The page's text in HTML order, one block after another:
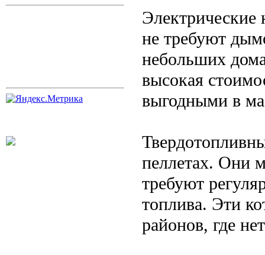
Электрические
не требуют
небольших
высокая
выгодными в
пеллетах. Они
требуют
топлива. Эти
районов, где